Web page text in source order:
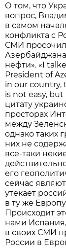
О том, что
вопрос,
в самом
конфликта с
СМИ
нефти». «I
President of
in our country,
is not easy,
цитату
просторах
между
однако таких
них не
все-таки
его
сейчас
утекает
в ту же
Происходит
нами Испания,
в своих СМИ
России в